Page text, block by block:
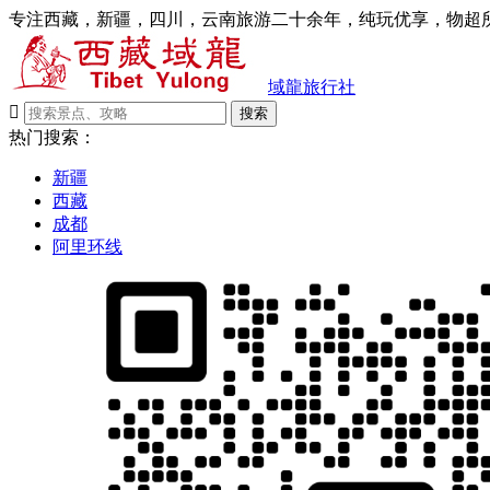
专注西藏，新疆，四川，云南旅游二十余年，纯玩优享，物超
域龍旅行社

搜索
热门搜索：
新疆
西藏
成都
阿里环线